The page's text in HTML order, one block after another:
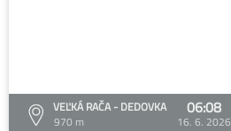
VEĽKÁ RAČA - DEDOVKA
970 m
06:08
16. 6. 2026